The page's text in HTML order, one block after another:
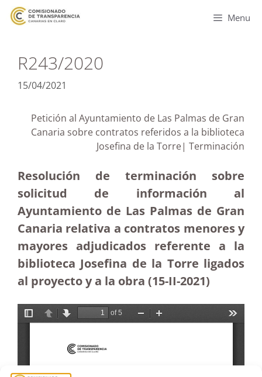
Menu
R243/2020
15/04/2021
Petición al Ayuntamiento de Las Palmas de Gran
Canaria sobre contratos referidos a la biblioteca
Josefina de la Torre| Terminación
Resolución de terminación sobre
solicitud de información al
Ayuntamiento de Las Palmas de Gran
Canaria relativa a contratos menores y
mayores adjudicados referente a la
biblioteca Josefina de la Torre ligados
al proyecto y a la obra (15-II-2021)